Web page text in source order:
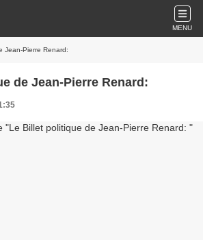
MENU
Jean-Pierre Renard:
de Jean-Pierre Renard: